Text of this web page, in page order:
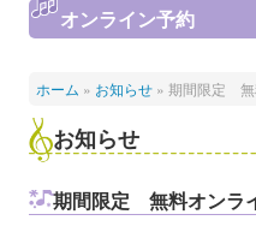
オンライン予約
ホーム » お知らせ » 期間限定 無
お知らせ
期間限定 無料オンラ